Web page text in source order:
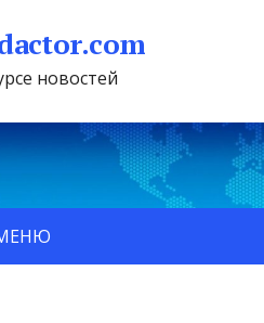
новостей